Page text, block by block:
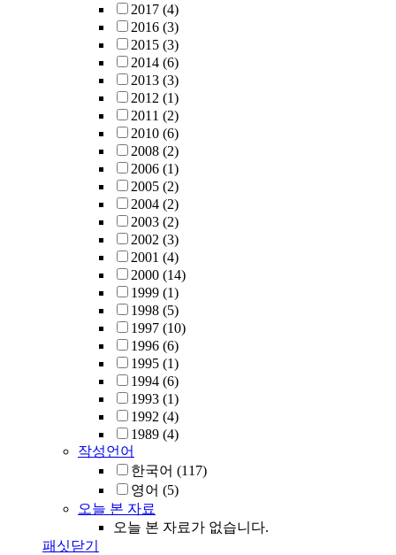
2017 (4)
2016 (3)
2015 (3)
2014 (6)
2013 (3)
2012 (1)
2011 (2)
2010 (6)
2008 (2)
2006 (1)
2005 (2)
2004 (2)
2003 (2)
2002 (3)
2001 (4)
2000 (14)
1999 (1)
1998 (5)
1997 (10)
1996 (6)
1995 (1)
1994 (6)
1993 (1)
1992 (4)
1989 (4)
작성언어
한국어 (117)
영어 (5)
오늘 본 자료
오늘 본 자료가 없습니다.
패싯닫기